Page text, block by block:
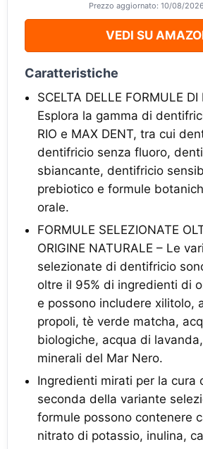
Prezzo aggiornato: 10/08/
VEDI SU
Caratteristiche
SCELTA DELLE FORMULE DI
Esplora la gamma di
RIO e MAX DENT, tra cui
dentifricio senza fluoro,
sbiancante, dentifricio
prebiotico e formule
orale.
FORMULE SELEZIONATE
ORIGINE NATURALE – Le
selezionate di dentifricio
oltre il 95% di ingredienti di
e possono includere xilitolo,
propoli, tè verde matcha,
biologiche, acqua di
minerali del Mar Nero.
Ingredienti mirati per la cura
seconda della variante
formule possono contenere
nitrato di potassio, inulina,